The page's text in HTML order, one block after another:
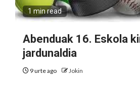
1 min read
Abenduak 16. Eskola
jardunaldia
9 urte ago Jokin